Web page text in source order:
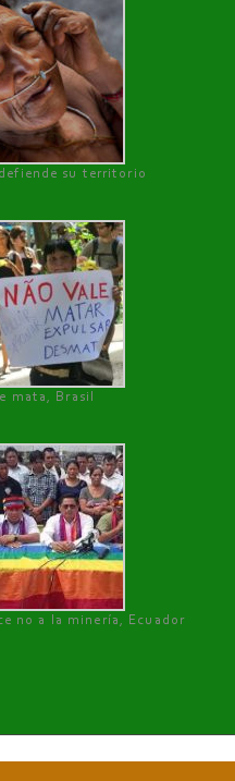
su territorio
mata, Brasil
no a la minería, Ecuador